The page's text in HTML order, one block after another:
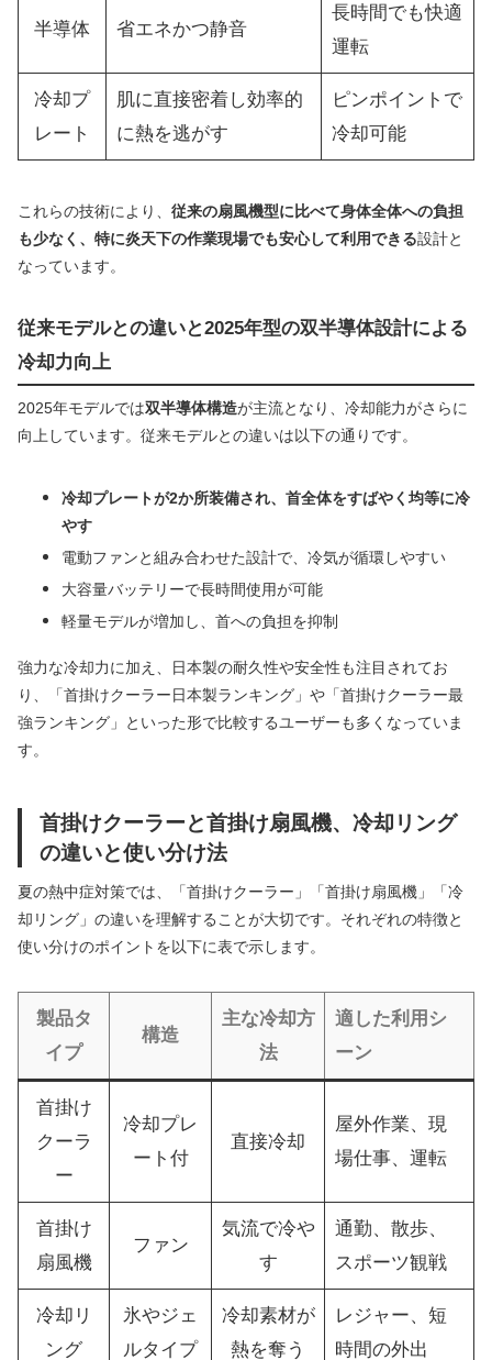
半導体 省エネかつ静音
長時間でも快適
運転
冷却プ
レート
肌に直接密着し効率的
に熱を逃がす
ピンポイントで
冷却可能
これらの技術により、 従来の扇風機型に比べて身体全体への負担
も少なく、特に炎天下の作業現場でも安心して利用できる設計と
なっています。
従来モデルとの違いと2025年型の双半導体設計による
冷却力向上
2025年モデルでは双半導体構造が主流となり、冷却能力がさらに
向上しています。従来モデルとの違いは以下の通りです。
冷却プレートが2か所装備され、首全体をすばやく均等に冷
やす
電動ファンと組み合わせた設計で、冷気が循環しやすい
大容量バッテリーで長時間使用が可能
軽量モデルが増加し、首への負担を抑制
強力な冷却力に加え、日本製の耐久性や安全性も注目されてお
り、「首掛けクーラー日本製ランキング」や「首掛けクーラー最
強ランキング」といった形で比較するユーザーも多くなっていま
す。
首掛けクーラーと首掛け扇風機、冷却リング
の違いと使い分け法
夏の熱中症対策では、「首掛けクーラー」「首掛け扇風機」「冷
却リング」の違いを理解することが大切です。それぞれの特徴と
使い分けのポイントを以下に表で示します。
製品タ
イプ
構造
主な冷却方
法
適した利用シ
ーン
首掛け
クーラ
ー
冷却プレ
ート付
直接冷却
屋外作業、現
場仕事、運転
首掛け
扇風機
ファン
気流で冷や
す
通勤、散歩、
スポーツ観戦
冷却リ
ング
氷やジェ
ルタイプ
冷却素材が
熱を奪う
レジャー、短
時間の外出